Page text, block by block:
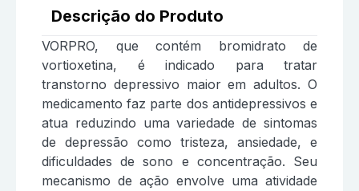
Descrição do Produto
VORPRO, que contém bromidrato de
vortioxetina, é indicado para tratar
transtorno depressivo maior em adultos. O
medicamento faz parte dos antidepressivos e
atua reduzindo uma variedade de sintomas
de depressão como tristeza, ansiedade, e
dificuldades de sono e concentração. Seu
mecanismo de ação envolve uma atividade